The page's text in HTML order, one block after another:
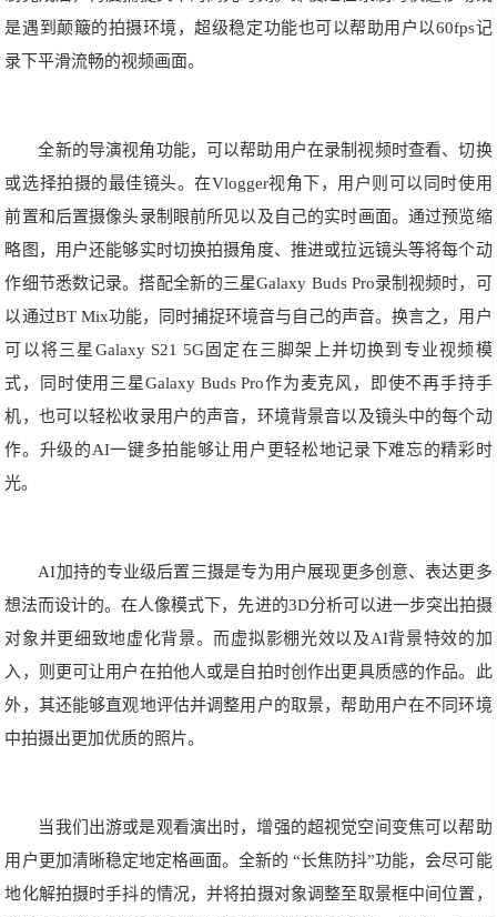
是遇到颠簸的拍摄环境，超级稳定功能也可以帮助用户以60fps记
录下平滑流畅的视频画面。
全新的导演视角功能，可以帮助用户在录制视频时查看、切换
或选择拍摄的最佳镜头。在Vlogger视角下，用户则可以同时使用
前置和后置摄像头录制眼前所见以及自己的实时画面。通过预览缩
略图，用户还能够实时切换拍摄角度、推进或拉远镜头等将每个动
作细节悉数记录。搭配全新的三星Galaxy Buds Pro录制视频时，可
以通过BT Mix功能，同时捕捉环境音与自己的声音。换言之，用户
可以将三星Galaxy S21 5G固定在三脚架上并切换到专业视频模
式，同时使用三星Galaxy Buds Pro作为麦克风，即使不再手持手
机，也可以轻松收录用户的声音，环境背景音以及镜头中的每个动
作。升级的AI一键多拍能够让用户更轻松地记录下难忘的精彩时
光。
AI加持的专业级后置三摄是专为用户展现更多创意、表达更多
想法而设计的。在人像模式下，先进的3D分析可以进一步突出拍摄
对象并更细致地虚化背景。而虚拟影棚光效以及AI背景特效的加
入，则更可让用户在拍他人或是自拍时创作出更具质感的作品。此
外，其还能够直观地评估并调整用户的取景，帮助用户在不同环境
中拍摄出更加优质的照片。
当我们出游或是观看演出时，增强的超视觉空间变焦可以帮助
用户更加清晰稳定地定格画面。全新的 “长焦防抖”功能，会尽可能
地化解拍摄时手抖的情况，并将拍摄对象调整至取景框中间位置，